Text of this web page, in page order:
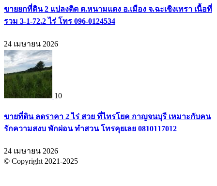
ขายยกที่ดิน 2 แปลงติด ต.หนามแดง อ.เมือง จ.ฉะเชิงเทรา เนื้อที่
รวม 3-1-72.2 ไร่ โทร 096-0124534
24 เมษายน 2026
10
ขายที่ดิน ลดราคา 2 ไร่ สวย ที่ไทรโยค กาญจนบุรี เหมาะกับคน
รักความสงบ พักผ่อน ทำสวน โทรคุยเลย 0810117012
24 เมษายน 2026
© Copyright 2021-2025